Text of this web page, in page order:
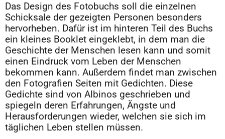
Das Design des Fotobuchs soll die einzelnen
Schicksale der gezeigten Personen besonders
hervorheben. Dafür ist im hinteren Teil des Buchs
ein kleines Booklet eingeklebt, in dem man die
Geschichte der Menschen lesen kann und somit
einen Eindruck vom Leben der Menschen
bekommen kann. Außerdem findet man zwischen
den Fotografien Seiten mit Gedichten. Diese
Gedichte sind von Albinos geschrieben und
spiegeln deren Erfahrungen, Ängste und
Herausforderungen wieder, welchen sie sich im
täglichen Leben stellen müssen.